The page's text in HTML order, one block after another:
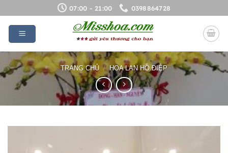
qua
dung
07:00 - 21:00 0398864728
TRANG CHỦ / HOA LAN HỒ ĐIỆP